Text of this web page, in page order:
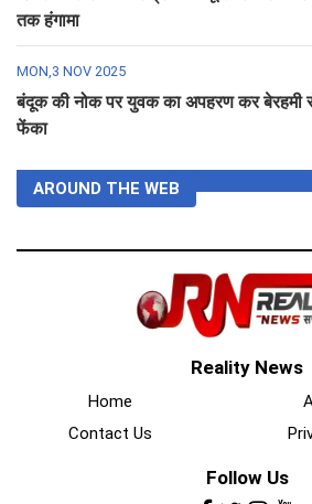
तक हंगामा
MON,3 NOV 2025
बंदूक की नोक पर युवक का अपहरण कर बेरहमी
फेंका
AROUND THE WEB
Reality News
Home
Contact Us
Follow Us